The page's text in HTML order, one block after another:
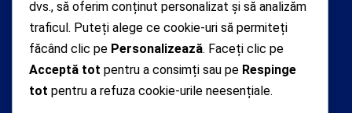
2024. Toate drepturile rezervate.
Datele cu caracter personal
colectate pe acest site sunt administrate de un
operator
dvs., să oferim conținut personalizat și să analizăm
traficul. Puteți alege ce cookie-uri să permiteți
făcând clic pe Personalizează. Faceți clic pe
Acceptă tot pentru a consimți sau pe Respinge
tot pentru a refuza cookie-urile neesențiale.